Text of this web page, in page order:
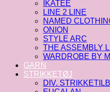
IKATEE
LINE 2 LINE
NAMED
ONION
STYLE ARC
THE ASSEMBLY
WARDROBE BY
GARN
STRIKKETØJ
DIV.